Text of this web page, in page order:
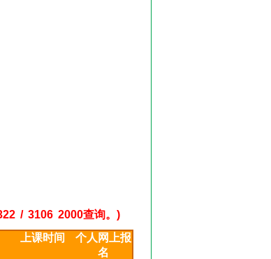
/ 3106 2000查询。)
上课时间
个人网上报
名